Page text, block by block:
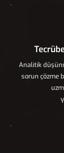
Analitik
sorun çözme